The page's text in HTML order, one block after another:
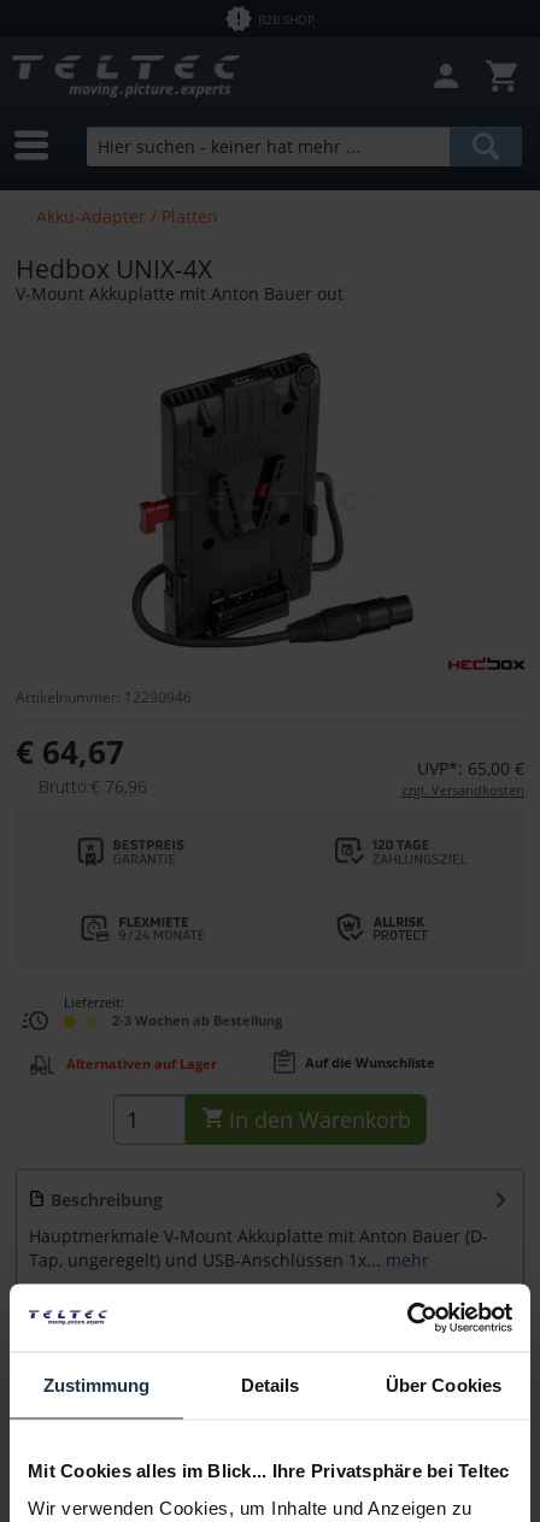
Zustimmung Details Über Cookies
Mit Cookies alles im Blick... Ihre Privatsphäre bei Teltec
Wir verwenden Cookies, um Inhalte und Anzeigen zu
B2B SHOP
Akku-Adapter / Platten
Hedbox UNIX-4X
V-Mount Akkuplatte mit Anton Bauer out
Artikelnummer: 12290946
€ 64,67
Brutto:€ 76,96
UVP*: 65,00 €
zzgl. Versandkosten
Lieferzeit:
2-3 Wochen ab Bestellung
Alternativen auf Lager Auf die Wunschliste
In den Warenkorb
Beschreibung
Hauptmerkmale V-Mount Akkuplatte mit Anton Bauer (D-
Tap, ungeregelt) und USB-Anschlüssen 1x... mehr
Beratung
Medien
Infos zu Hersteller & Produktsicherheit
Folgende Infos zum Hersteller sind verfübar......mehr